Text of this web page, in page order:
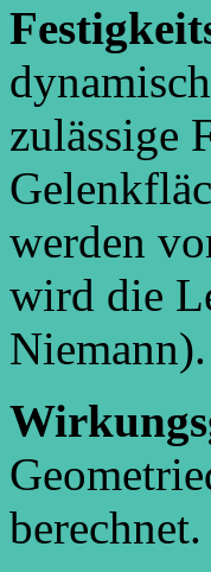
zulässige
werden
wird die
Niemann).
berechnet.